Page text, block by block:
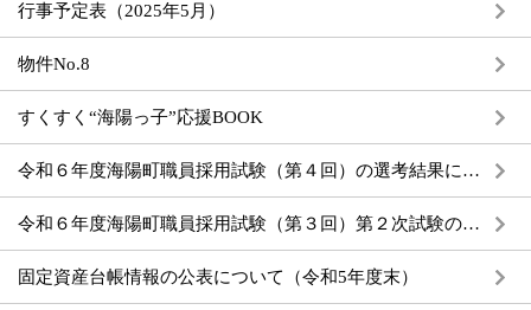
行事予定表（2025年5月）
物件No.8
すくすく“海陽っ子”応援BOOK
令和６年度海陽町職員採用試験（第４回）の選考結果について
令和６年度海陽町職員採用試験（第３回）第２次試験の選考結果について
固定資産台帳情報の公表について（令和5年度末）